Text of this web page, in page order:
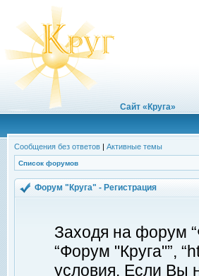
Сайт «Круга»
Сообщения без ответов | Активные темы
Список форумов
Форум "Круга" - Регистрация
Заходя на форум
“Форум "Круга"”,
условия. Если Вы